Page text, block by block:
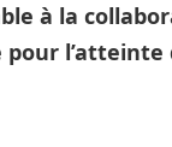
à la
pour